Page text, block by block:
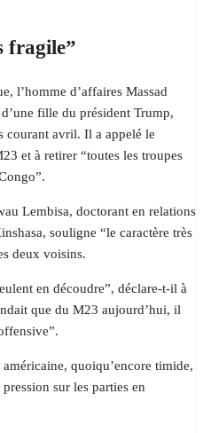
fragile”
l’homme d’affaires Massad
fille du président Trump,
courant avril. Il a appelé le
et à retirer “toutes les troupes
Lembisa, doctorant en relations
souligne “le caractère très
deux voisins.
en découdre”, déclare-t-il à
que du M23 aujourd’hui, il
quoiqu’encore timide,
sur les parties en